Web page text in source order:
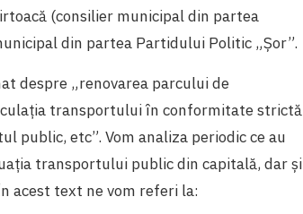
(consilier municipal din partea
din partea Partidului Politic „Șor”.
despre „renovarea parcului de
transportului în conformitate strictă
public, etc”. Vom analiza periodic ce au
transportului public din capitală, dar și
acest text ne vom referi la: